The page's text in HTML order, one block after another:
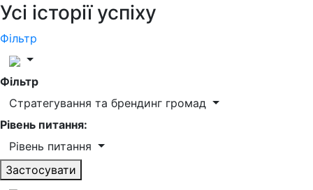
Усі історії успіху
Фільтр
Фільтр
Стратегування та брендинг громад
Рівень питання:
Рівень питання
Застосувати